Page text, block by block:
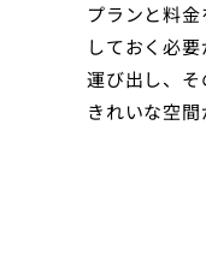
プランと料
しておく必
運び出し、
きれいな空間